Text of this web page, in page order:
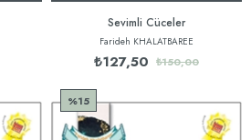
Sevimli Cüceler
Farideh KHALATBAREE
₺127,50 ₺150,00
%15